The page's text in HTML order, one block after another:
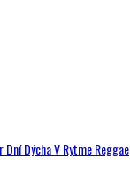
Dýcha V Rytme Reggae